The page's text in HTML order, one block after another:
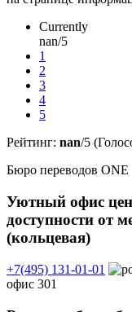
Currently
nan/5
1
2
3
4
5
Рейтинг: nan/5
Бюро переводов ONE
Уютный офис
доступности от
(кольцевая)
+7(495) 131-01-01
офис 301